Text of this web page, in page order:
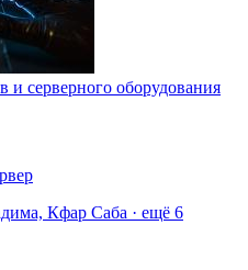
и серверного оборудования
Кфар Саба · ещё 6